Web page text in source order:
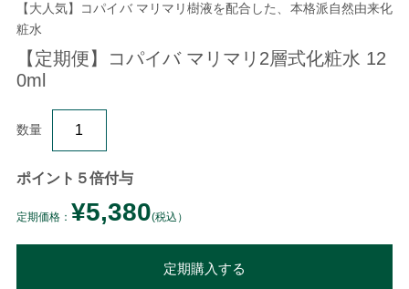
【大人気】コパイバ マリマリ樹液を配合した、本格派自然由来化
粧水
【定期便】コパイバ マリマリ2層式化粧水 12
0ml
数量
ポイント５倍付与
定期価格： ¥5,380(税込）
定期購入する